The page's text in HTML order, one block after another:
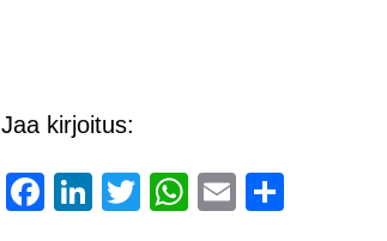
Jaa kirjoitus:
Facebook
LinkedIn
Twitter
WhatsApp
Email